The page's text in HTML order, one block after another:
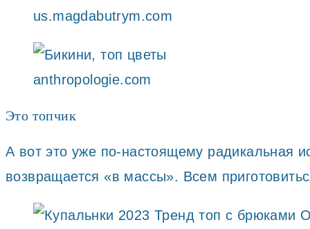
us.magdabutrym.com
anthropologie.com
Это топчик
А вот это уже по-настоящему радикальная
возвращается «в массы». Всем